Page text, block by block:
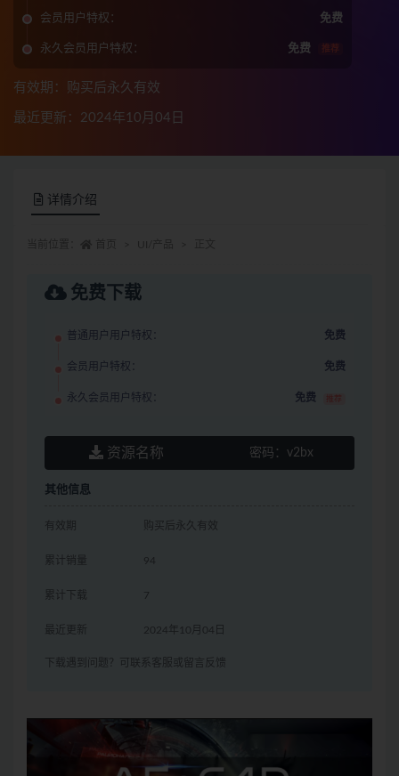
会员用户特权： 免费
永久会员用户特权： 免费 推荐
有效期：购买后永久有效
最近更新：2024年10月04日
详情介绍
免费下载
普通用户用户特权： 免费
会员用户特权： 免费
永久会员用户特权： 免费 推荐
资源名称 密码： v2bx
其他信息
有效期 购买后永久有效
累计销量 94
累计下载 7
最近更新 2024年10月04日
下载遇到问题？可联系客服或留言反馈